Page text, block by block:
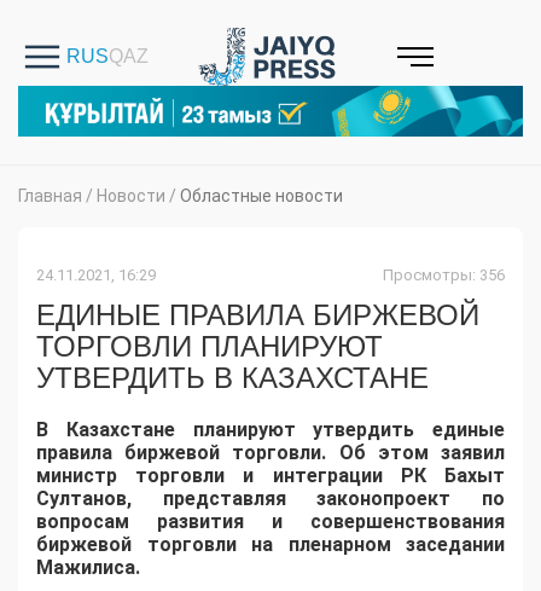
Главная / Новости / Областные новости
24.11.2021, 16:29 Просмотры: 356
ЕДИНЫЕ ПРАВИЛА БИРЖЕВОЙ
ТОРГОВЛИ ПЛАНИРУЮТ
УТВЕРДИТЬ В КАЗАХСТАНЕ
В Казахстане планируют утвердить единые
правила биржевой торговли. Об этом заявил
министр торговли и интеграции РК Бахыт
Султанов, представляя законопроект по
вопросам развития и совершенствования
биржевой торговли на пленарном заседании
Мажилиса.